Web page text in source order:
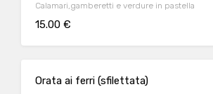
Calamari,gamberetti e verdure in pastella
15.00 €
Orata ai ferri (sfilettata)